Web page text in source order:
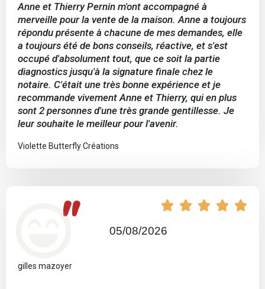
Anne et Thierry Pernin m'ont accompagné à
merveille pour la vente de la maison. Anne a toujours
répondu présente à chacune de mes demandes, elle
a toujours été de bons conseils, réactive, et s'est
occupé d'absolument tout, que ce soit la partie
diagnostics jusqu'à la signature finale chez le
notaire. C'était une très bonne expérience et je
recommande vivement Anne et Thierry, qui en plus
sont 2 personnes d'une très grande gentillesse. Je
leur souhaite le meilleur pour l'avenir.
Violette Butterfly Créations
    
" 05/08/2026
gilles mazoyer